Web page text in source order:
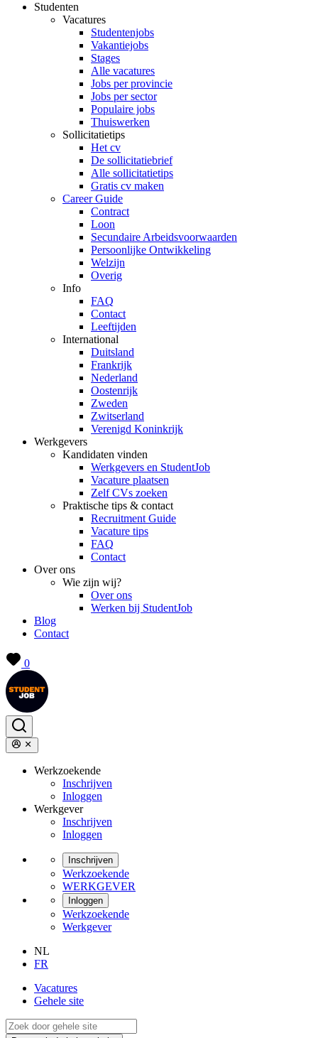
Studenten
Vacatures
Studentenjobs
Vakantiejobs
Stages
Alle vacatures
Jobs per provincie
Jobs per sector
Populaire jobs
Thuiswerken
Sollicitatietips
Het cv
De sollicitatiebrief
Alle sollicitatietips
Gratis cv maken
Career Guide
Contract
Loon
Secundaire Arbeidsvoorwaarden
Persoonlijke Ontwikkeling
Welzijn
Overig
Info
FAQ
Contact
Leeftijden
International
Duitsland
Frankrijk
Nederland
Oostenrijk
Zweden
Zwitserland
Verenigd Koninkrijk
Werkgevers
Kandidaten vinden
Werkgevers en StudentJob
Vacature plaatsen
Zelf CVs zoeken
Praktische tips & contact
Recruitment Guide
Vacature tips
FAQ
Contact
Over ons
Wie zijn wij?
Over ons
Werken bij StudentJob
Blog
Contact
0
Werkzoekende
Inschrijven
Inloggen
Werkgever
Inschrijven
Inloggen
Inschrijven
Werkzoekende
WERKGEVER
Inloggen
Werkzoekende
Werkgever
NL
FR
Vacatures
Gehele site